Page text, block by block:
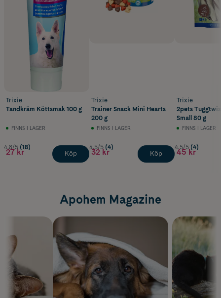
Trixie
Tandkräm Köttsmak 100 g
FINNS I LAGER
4.8/5 (18)
27 kr Köp
Trixie
Trainer Snack Mini Hearts
200 g
FINNS I LAGER
4.5/5 (4)
32 kr Köp
Trixie
2pets
Small 80 g
FINNS I LAGER
4.5/5 (4)
45 kr
Apohem Magazine